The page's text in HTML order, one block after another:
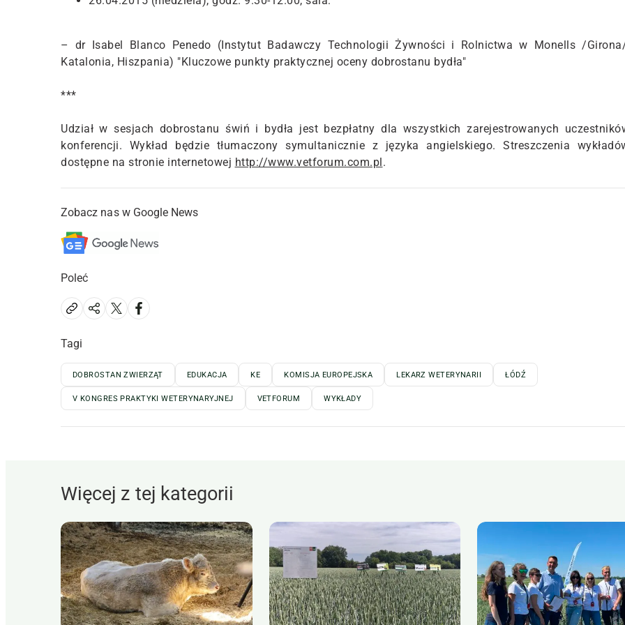
– dr Isabel Blanco Penedo (Instytut Badawczy Technologii Żywności i Rolnictwa w Monells /
Katalonia, Hiszpania) "Kluczowe punkty praktycznej oceny dobrostanu bydła"
***
Udział w sesjach dobrostanu świń i bydła jest bezpłatny dla wszystkich zarejestrowanych
konferencji. Wykład będzie tłumaczony symultanicznie z języka angielskiego. Streszczenia
dostępne na stronie internetowej http://www.vetforum.com.pl.
Zobacz nas w Google News
Poleć
Tagi
DOBROSTAN ZWIERZĄT EDUKACJA KE KOMISJA EUROPEJSKA LEKARZ WETERYNARII ŁÓDŹ
V KONGRES PRAKTYKI WETERYNARYJNEJ VETFORUM WYKŁADY
Więcej z tej kategorii